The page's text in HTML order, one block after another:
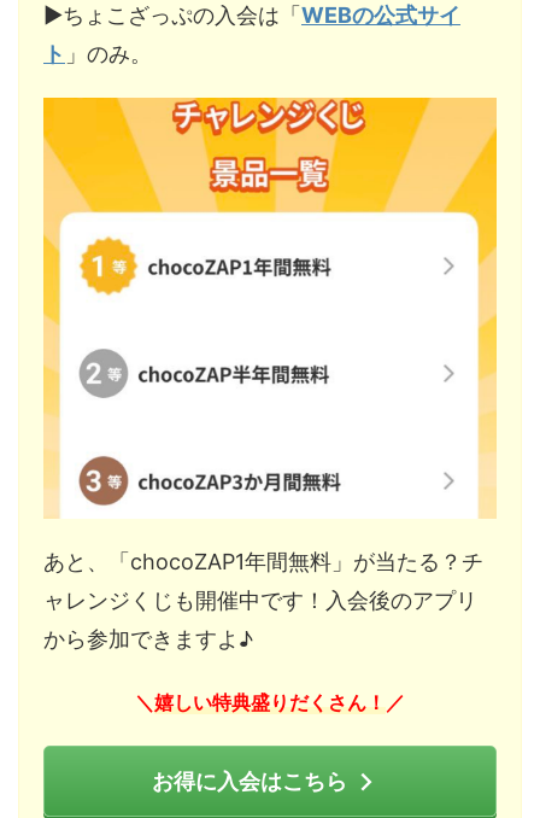
▶︎ちょこざっぷの入会は「WEBの公式サイ
ト 」のみ。
あと、「chocoZAP1年間無料」が当たる？チ
ャレンジくじも開催中です！入会後のアプリ
から参加できますよ♪
＼ 嬉しい特典盛りだくさん！ ／
お得に入会はこちら